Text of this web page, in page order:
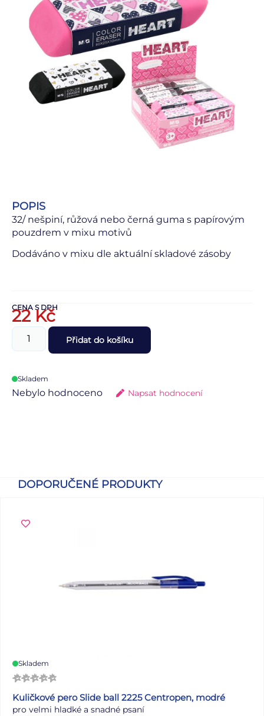
POPIS
32/ nešpiní, růžová nebo černá guma s papírovým
pouzdrem v mixu motivů
Dodáváno v mixu dle aktuální skladové zásoby
CENA S DPH
22Kč
Přidat do košíku
Skladem
Nebylo hodnoceno Napsat hodnocení
DOPORUČENÉ PRODUKTY
Skladem
Kuličkové pero Slide ball 2225 Centropen, modré
pro velmi hladké a snadné psaní